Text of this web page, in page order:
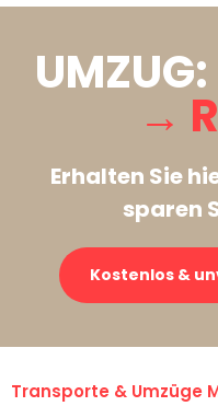
UMZUG:
→
Erhalten Sie
sparen
Kostenlos &
Transporte & Umzüge